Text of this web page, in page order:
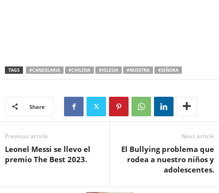
TAGS #CANDELARIA #CHILENA #IGLESIA #NUESTRA #SEÑORA
Share
Previous article
Leonel Messi se llevo el
premio The Best 2023.
Next article
El Bullying problema que
rodea a nuestro niños y
adolescentes.